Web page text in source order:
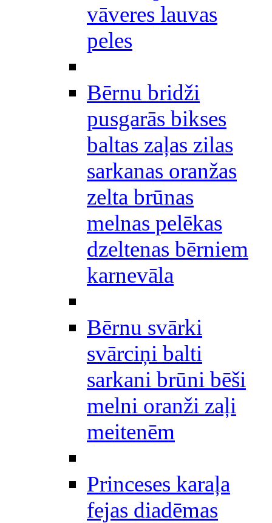
vāveres lauvas
peles
Bērnu bridži
pusgarās bikses
baltas zaļas zilas
sarkanas oranžas
zelta brūnas
melnas pelēkas
dzeltenas bērniem
karnevāla
Bērnu svārki
svārciņi balti
sarkani brūni bēši
melni oranži zaļi
meitenēm
Princeses karaļa
fejas diadēmas